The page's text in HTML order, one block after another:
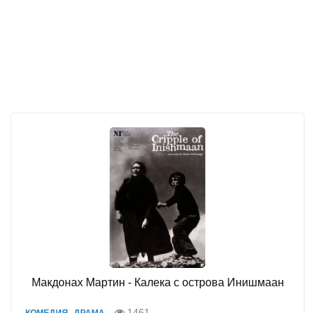
Макдонах Мартин - Калека с острова Инишмаан